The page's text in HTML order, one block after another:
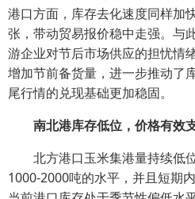
港口方面，库存去化速度同样加
张，带动贸易报价稳中走强。与
游企业对节后市场供应的担忧情
增加节前备货量，进一步推动了
尾行情的兑现基础更加稳固。
南北港库存低位，价格有效
北方港口玉米集港量持续低
1000-2000吨的水平，并且短期